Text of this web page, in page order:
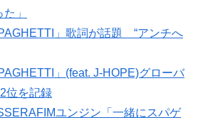
」
」歌詞が話題 “アンチへ
」(feat. J-HOPE)グローバ
位を記録
ユンジン「一緒にスパゲ